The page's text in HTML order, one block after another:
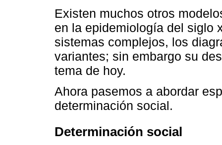
Existen muchos otros
en la epidemiología del siglo
sistemas complejos, los
variantes; sin embargo su
tema de hoy.
Ahora pasemos a abordar
determinación social.
Determinación social